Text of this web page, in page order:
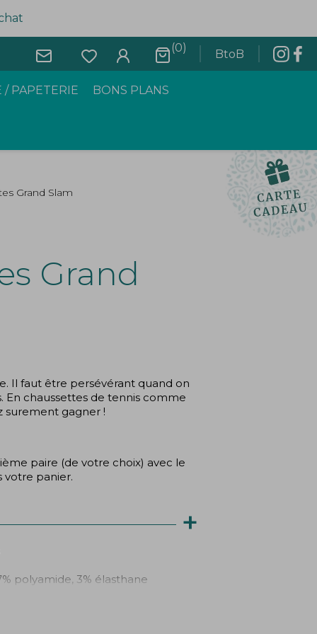
(0) BtoB
/ PAPETERIE BONS PLANS
Grand Slam
Grand
Il faut être persévérant quand on
En chaussettes de tennis comme
surement gagner !
paire (de votre choix) avec le
votre panier.
+
polyamide, 3% élasthane